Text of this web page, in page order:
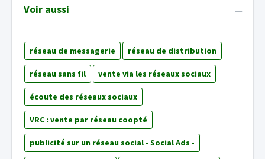
Voir aussi
réseau de messagerie réseau de distribution
réseau sans fil vente via les réseaux sociaux
écoute des réseaux sociaux
VRC : vente par réseau coopté
publicité sur un réseau social - Social Ads -